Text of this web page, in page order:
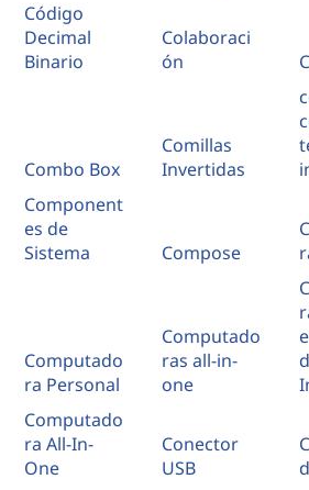
Código
Decimal
Binario
Colaboraci
ón
Combo Box
Comillas
Invertidas
Component
es de
Sistema
Compose
Computado
ra Personal
Computado
ras all-in-
one
Computado
ra All-In-
One
Conector
USB